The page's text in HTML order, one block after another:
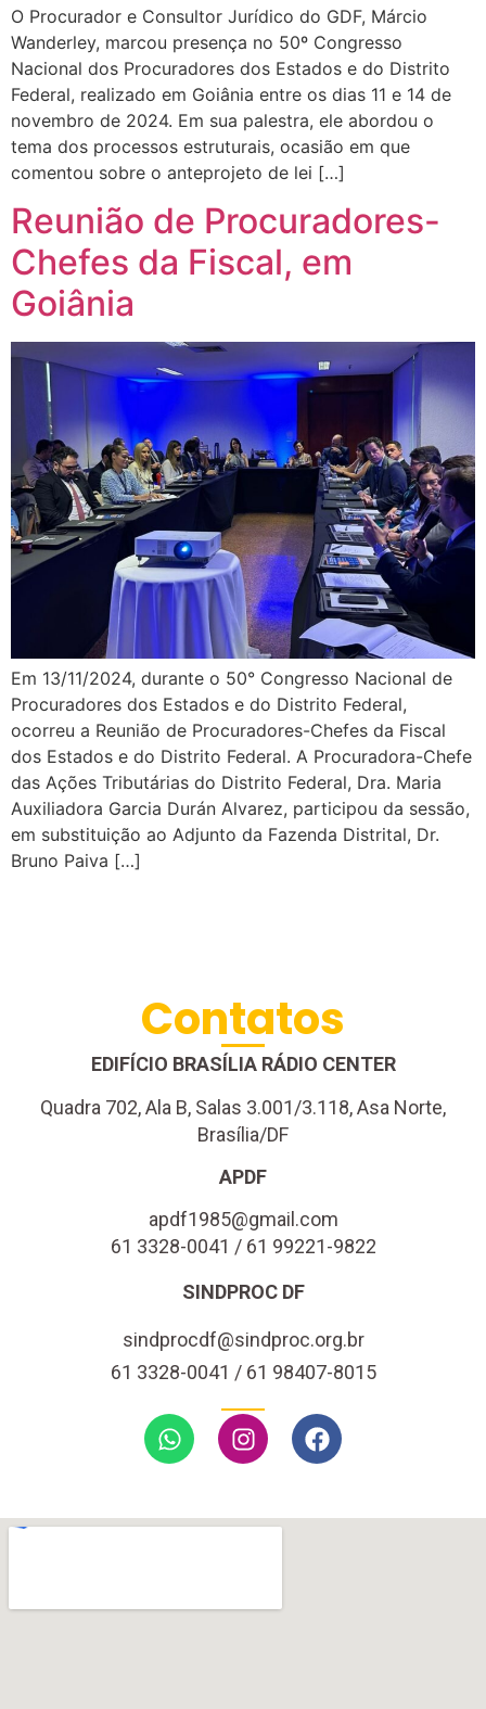
O Procurador e Consultor Jurídico do GDF, Márcio
Wanderley, marcou presença no 50º Congresso
Nacional dos Procuradores dos Estados e do Distrito
Federal, realizado em Goiânia entre os dias 11 e 14 de
novembro de 2024. Em sua palestra, ele abordou o
tema dos processos estruturais, ocasião em que
comentou sobre o anteprojeto de lei […]
Reunião de Procuradores-
Chefes da Fiscal, em
Goiânia
Em 13/11/2024, durante o 50° Congresso Nacional de
Procuradores dos Estados e do Distrito Federal,
ocorreu a Reunião de Procuradores-Chefes da Fiscal
dos Estados e do Distrito Federal. A Procuradora-Chefe
das Ações Tributárias do Distrito Federal, Dra. Maria
Auxiliadora Garcia Durán Alvarez, participou da sessão,
em substituição ao Adjunto da Fazenda Distrital, Dr.
Bruno Paiva […]
Contatos
EDIFÍCIO BRASÍLIA RÁDIO CENTER
Quadra 702, Ala B, Salas 3.001/3.118, Asa Norte,
Brasília/DF
APDF
apdf1985@gmail.com
61 3328-0041 / 61 99221-9822
SINDPROC DF
sindprocdf@sindproc.org.br
61 3328-0041 / 61 98407-8015